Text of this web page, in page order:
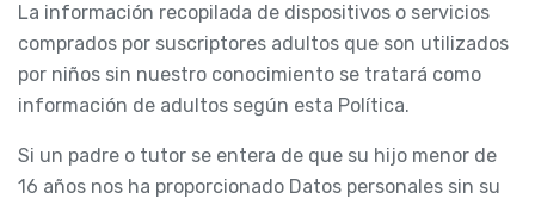
La información recopilada de dispositivos o servicios
comprados por suscriptores adultos que son utilizados
por niños sin nuestro conocimiento se tratará como
información de adultos según esta Política.
Si un padre o tutor se entera de que su hijo menor de
16 años nos ha proporcionado Datos personales sin su